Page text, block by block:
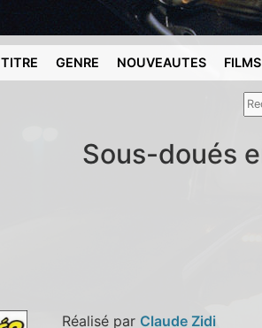
TITRE GENRE NOUVEAUTES
Sous-doués
Réalisé par Claude Zidi